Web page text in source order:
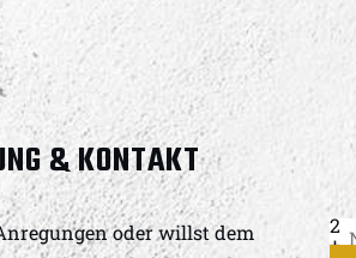
& KONTAKT
oder willst dem
2
+